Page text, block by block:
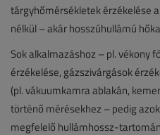
tárgyhőmérsékletek érzékelése
nélkül – akár hosszúhullámú
Sok alkalmazáshoz – pl. vékony
érzékelése, gázszivárgások
(pl. vákuumkamra ablakán,
történő mérésekhez – pedig
megfelelő hullámhossz-